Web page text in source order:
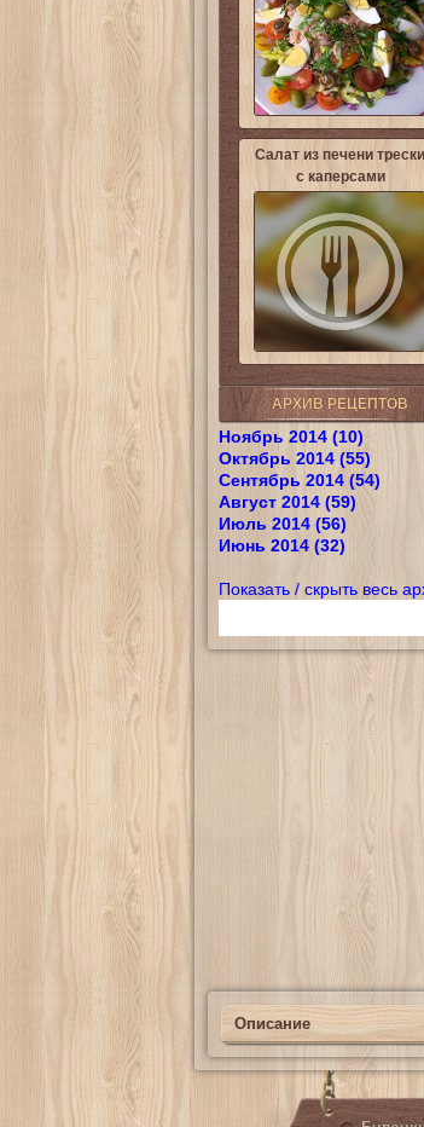
Салат из печени трески
с каперсами
АРХИВ РЕЦЕПТОВ
Ноябрь 2014 (10)
Октябрь 2014 (55)
Сентябрь 2014 (54)
Август 2014 (59)
Июль 2014 (56)
Июнь 2014 (32)
Показать / скрыть весь
Описание